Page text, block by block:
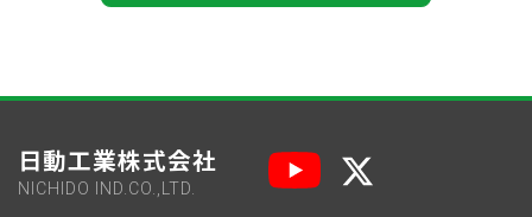
日動工業株式会社
NICHIDO IND.CO.,LTD.